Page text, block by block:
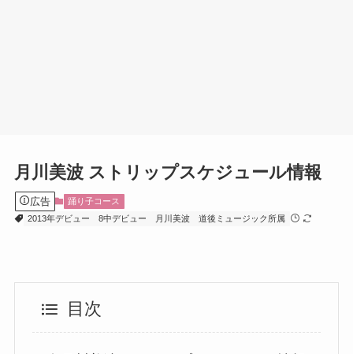
月川美波 ストリップスケジュール情報
広告
踊り子コース
2013年デビュー
8中デビュー 月川美波 道後ミュージック所属
目次